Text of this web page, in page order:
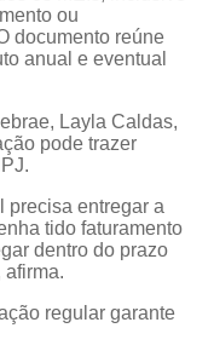
ou
documento reúne
anual e eventual
Layla Caldas,
pode trazer
precisa entregar a
tido faturamento
dentro do prazo
afirma.
regular garante